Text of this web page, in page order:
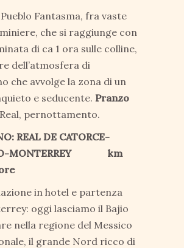
Fantasma, fra vaste
che si raggiunge con
di ca 1 ora sulle colline,
dell’atmosfera di
che avvolge la zona di un
e seducente. Pranzo
pernottamento.
REAL DE CATORCE-
MONTERREY km
ore
in hotel e partenza
oggi lasciamo il Bajio
nella regione del Messico
il grande Nord ricco di